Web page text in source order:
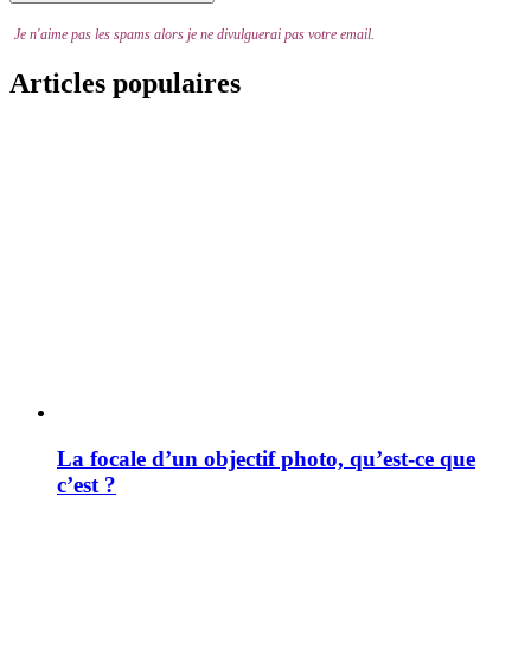
Je n'aime pas les spams alors je ne divulguerai pas votre email.
Articles populaires
La focale d’un objectif photo, qu’est-ce que
c’est ?